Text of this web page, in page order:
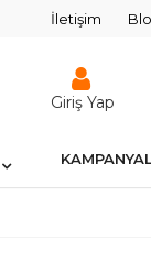
İletişim
Giriş Yap